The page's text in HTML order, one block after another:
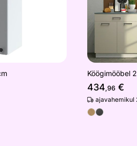
Köögimööbel
434,96 €
ajavahemikul